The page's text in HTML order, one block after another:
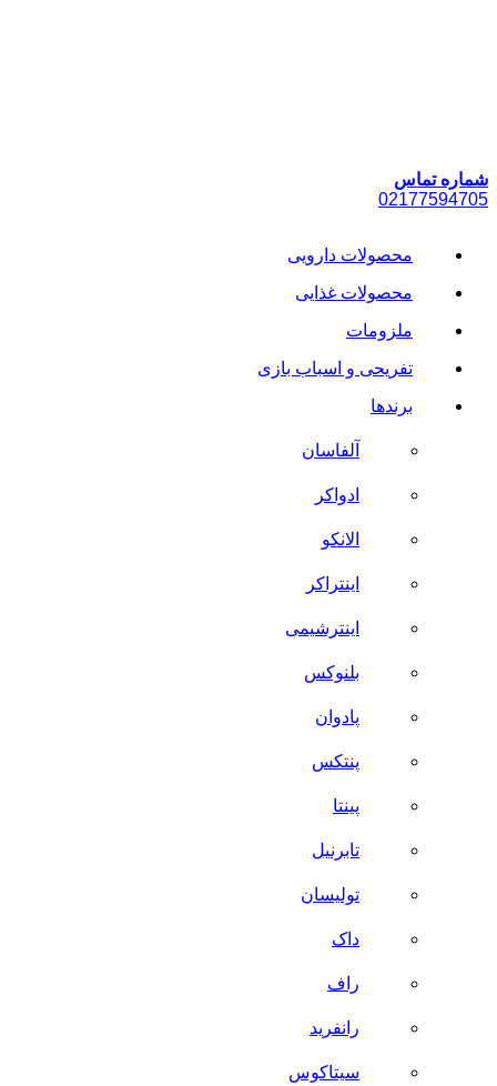
شماره تماس
02177594705
محصولات دارویی
محصولات غذایی
ملزومات
تفریحی و اسباب بازی
برندها
آلفاسان
ادواکر
الانکو
اینتراکر
اینترشیمی
بلنوکس
پادوان
پنتکس
پینتا
تابرنیل
تولیسان
داک
راف
رانفرید
سیتاکوس